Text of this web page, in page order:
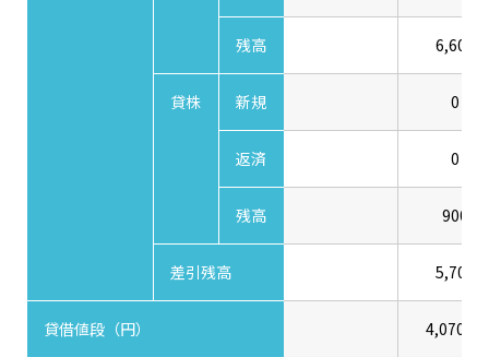
残高 6,600
貸株 新規 0
返済 0
残高 900
差引残高 5,700
貸借値段（円） 4,070.00